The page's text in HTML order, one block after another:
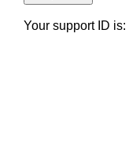
Your support ID